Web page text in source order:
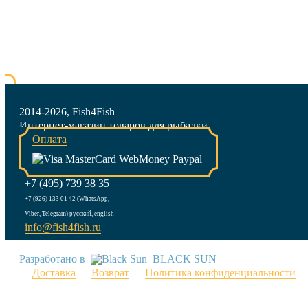
2014-2026, Fish4Fish
Интернет-магазин товаров для рыбалки
Оплата
+7 (495) 739 38 35
+7 (926) 133 01 42 (WhatsApp,
Viber, Telegram) русский, english
info@fish4fish.ru
Разработано в
BLACK SUN
Доставка
Возврат Политика конфиденциальности